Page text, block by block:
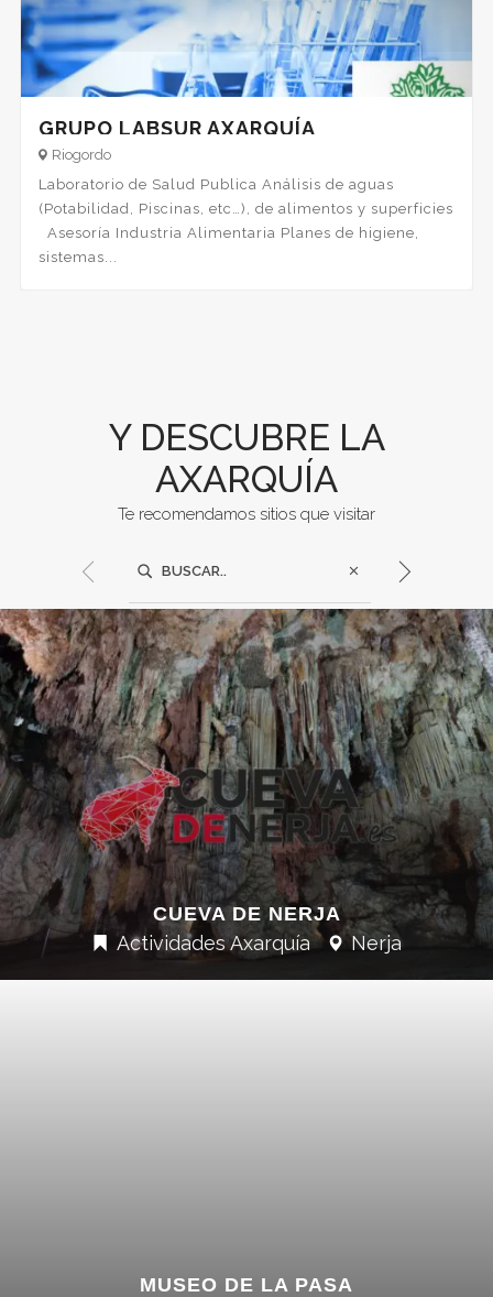
GRUPO LABSUR AXARQUÍA
Riogordo
Laboratorio de Salud Publica Análisis de aguas
(Potabilidad, Piscinas, etc…), de alimentos y superficies
Asesoría Industria Alimentaria Planes de higiene,
sistemas...
Y DESCUBRE LA
AXARQUÍA
Te recomendamos sitios que visitar
CUEVA DE NERJA
Actividades Axarquía Nerja
MUSEO DE LA PASA